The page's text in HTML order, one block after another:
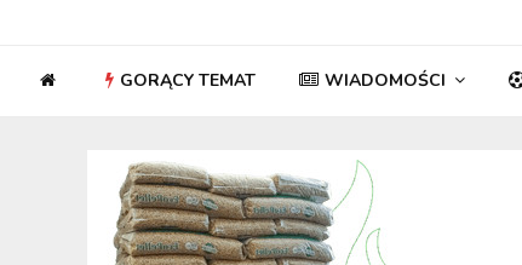
GORĄCY TEMAT WIADOMOŚCI